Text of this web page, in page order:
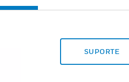
SUPORTE